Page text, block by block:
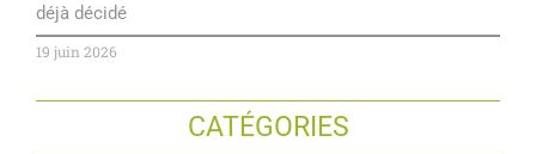
déjà décidé
19 juin 2026
CATÉGORIES